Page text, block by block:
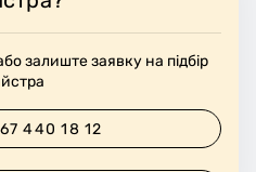
залиште заявку на підбір
440 18 12